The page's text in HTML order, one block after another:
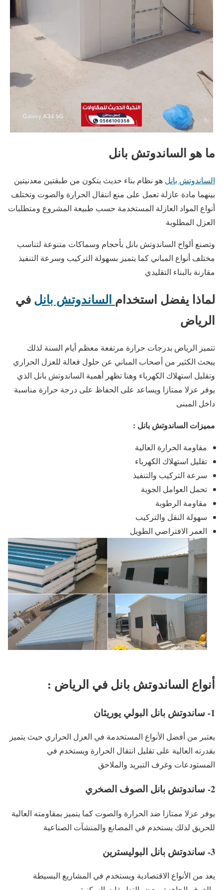
ما هو الساندوتش بانل
الساندوتش بانل هو نظام بناء حديث يتكون من طبقتين معدنيتين
بينهما مادة عازلة تعمل على منع انتقال الحرارة والصوت وتختلف
أنواع المواد العازلة المستخدمة حسب طبيعة المشروع ومتطلبات
العزل المطلوبة
وتصنع ألواح الساندوتش بانل بأحجام وسماكات متنوعة لتناسب
مختلف أنواع المباني كما يتميز بسهولة التركيب وسرعة التنفيذ
مقارنة بالبناء التقليدي
لماذا يفضل استخدام الساندوتش بانل في
الرياض
تتميز الرياض بدرجات حرارة مرتفعة معظم أيام السنة لذلك
يبحث الكثير من أصحاب المباني عن حلول فعالة للعزل الحراري
وتقليل استهلاك الكهرباء وهنا تظهر أهمية الساندوتش بانل الذي
يوفر عزلا ممتازا ويساعد على الحفاظ على درجة حرارة مناسبة
داخل المبنى
مميزات الساندوتش بانل :
مقاومة الحرارة العالية
تقليل استهلاك الكهرباء
سرعة التركيب والتنفيذ
تحمل العوامل الجوية
مقاومة الرطوبة
سهولة النقل والتركيب
العمر الافتراضي الطويل
أنواع الساندوتش بانل في الرياض :
1- ساندوتش بانل البولي يوريثان
يعتبر من أفضل الأنواع المستخدمة في العزل الحراري حيث يتميز
بقدرته العالية على تقليل انتقال الحرارة ويستخدم في
المستودعات وغرف التبريد والملاحق
2- ساندوتش بانل الصوف الصخري
يوفر عزلا ممتازا ضد الحرارة والصوت كما يتميز بمقاومته العالية
للحريق لذلك يستخدم في المصانع والمنشآت الصناعية
3- ساندوتش بانل البوليسترين
يعد من الأنواع الاقتصادية ويستخدم في المشاريع البسيطة